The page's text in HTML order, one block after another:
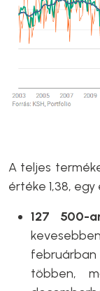
A teljes
értéke 1,38, egy
127 500-
többen,